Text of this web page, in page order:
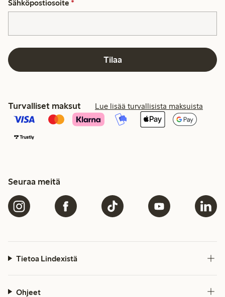
Sähköpostiosoite *
Tilaa
Turvalliset maksut Lue lisää turvallisista maksuista
Seuraa meitä
Tietoa Lindexistä
Ohjeet